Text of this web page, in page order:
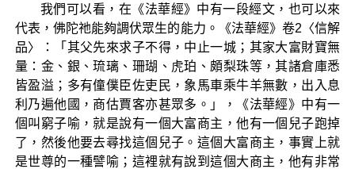
我們可以看，在《法華經》中有一段經文，也可以來
代表，佛陀祂能夠調伏眾生的能力。《法華經》卷2〈信解
品〉：「其父先來求子不得，中止一城；其家大富財寶無
量：金、銀、琉璃、珊瑚、虎珀、頗梨珠等，其諸倉庫悉
皆盈溢；多有僮僕臣佐吏民，象馬車乘牛羊無數，出入息
利乃遍他國，商估賈客亦甚眾多。」，《法華經》中有一
個叫窮子喻，就是說有一個大富商主，他有一個兒子跑掉
了，然後他要去尋找這個兒子。這個大富商主，事實上就
是世尊的一種譬喻；這裡就有說到這個大商主，他有非常